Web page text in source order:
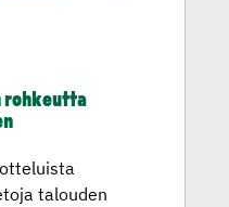
rohkeutta
talouden